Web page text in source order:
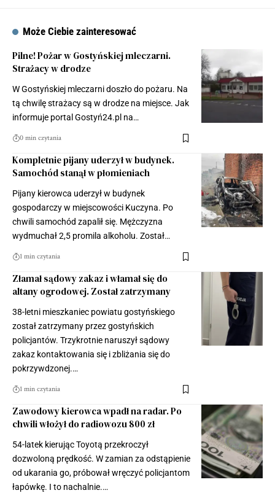
Może Ciebie zainteresować
Pilne! Pożar w Gostyńskiej mleczarni.
Strażacy w drodze
W Gostyńskiej mleczarni doszło do pożaru. Na
tą chwilę strażacy są w drodze na miejsce. Jak
informuje portal Gostyń24.pl na…
0 min czytania
Kompletnie pijany uderzył w budynek.
Samochód stanął w płomieniach
Pijany kierowca uderzył w budynek
gospodarczy w miejscowości Kuczyna. Po
chwili samochód zapalił się. Mężczyzna
wydmuchał 2,5 promila alkoholu. Został…
1 min czytania
Złamał sądowy zakaz i włamał się do
altany ogrodowej. Został zatrzymany
38-letni mieszkaniec powiatu gostyńskiego
został zatrzymany przez gostyńskich
policjantów. Trzykrotnie naruszył sądowy
zakaz kontaktowania się i zbliżania się do
pokrzywdzonej.…
1 min czytania
Zawodowy kierowca wpadł na radar. Po
chwili włożył do radiowozu 800 zł
54-latek kierując Toyotą przekroczył
dozwoloną prędkość. W zamian za odstąpienie
od ukarania go, próbował wręczyć policjantom
łapówkę. I to nachalnie.…